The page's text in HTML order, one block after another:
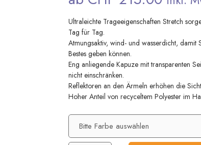
Ultraleichte Trageeigenschaften Stretch
Tag für Tag.
Atmungsaktiv, wind- und wasserdicht, damit
Bestes geben können.
Eng anliegende Kapuze mit transparenten
nicht einschränken.
Reflektoren an den Ärmeln erhöhen die
Hoher Anteil von recyceltem Polyester im